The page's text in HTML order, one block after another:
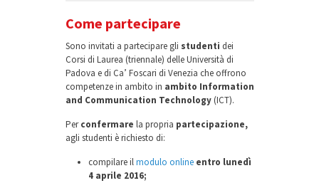
Come partecipare
Sono invitati a partecipare gli studenti dei
Corsi di Laurea (triennale) delle Università di
Padova e di Ca’ Foscari di Venezia che offrono
competenze in ambito in ambito Information
and Communication Technology(ICT).
Perconfermare la propria partecipazione,
agli studenti è richiesto di:
compilare ilmodulo online entro lunedì
4 aprile 2016;